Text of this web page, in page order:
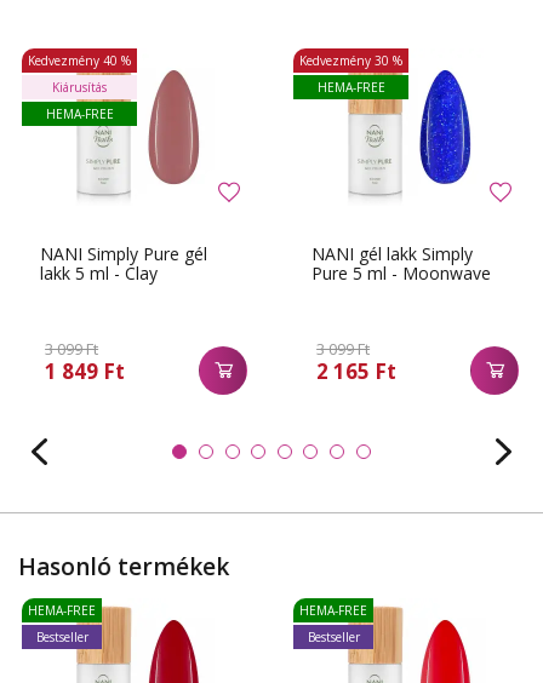
NANI Simply Pure gél
lakk 5 ml - Clay
3 099 Ft
1 849 Ft
Kedvezmény 40 %
Kiárusítás
HEMA-FREE
NANI gél lakk Simply
Pure 5 ml - Moonwave
3 099 Ft
2 165 Ft
Kedvezmény 30 %
HEMA-FREE
Hasonló termékek
HEMA-FREE
Bestseller
HEMA-FREE
Bestseller